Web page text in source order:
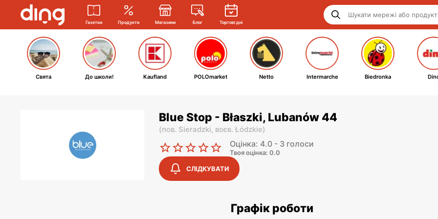
Газетки Продукти Магазини Блог Торгові дні
Свята До школи! Kaufland POLOmarket Netto Intermarche Biedronka
Blue Stop - Błaszki, Lubanów 44
(пов. Sieradzki, воєв. Łódzkie)
Оцінка: 4.0 - 3 голоси
Твоя оцінка: 0.0
СЛІДКУВАТИ
Графік роботи